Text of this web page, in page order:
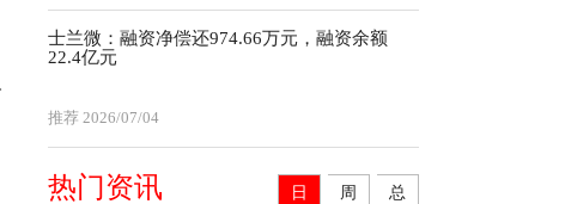
士兰微：融资净偿还974.66万元，融资余额
22.4亿元
推荐 2026/07/04
热门资讯 日 周 总